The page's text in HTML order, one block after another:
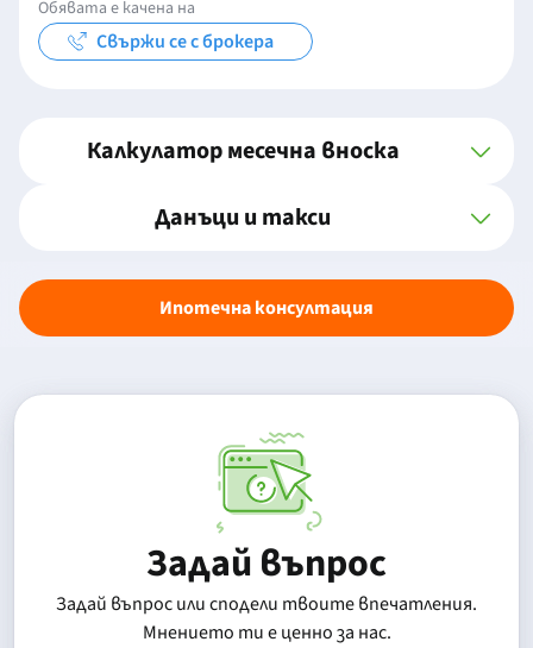
Обявата е качена на
Свържи се с брокера
Калкулатор месечна вноска
Данъци и такси
Ипотечна консултация
Задай въпрос
Задай въпрос или сподели твоите впечатления.
Mнението ти е ценно за нас.